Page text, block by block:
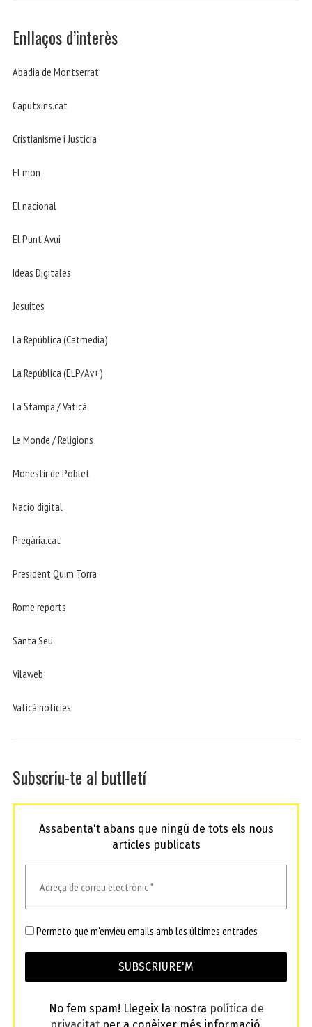
Enllaços d’interès
Abadia de Montserrat
Caputxins.cat
Cristianisme i Justicia
El mon
El nacional
El Punt Avui
Ideas Digitales
Jesuites
La República (Catmedia)
La República (ELP/Av+)
La Stampa / Vaticà
Le Monde / Religions
Monestir de Poblet
Nacio digital
Pregària.cat
President Quim Torra
Rome reports
Santa Seu
Vilaweb
Vaticá noticies
Subscriu-te al butlletí
Assabenta't abans que ningú de tots els nous
articles publicats
Permeto que m'envieu emails amb les últimes entrades
No fem spam! Llegeix la nostra política de
privacitatper a conèixer més informació.